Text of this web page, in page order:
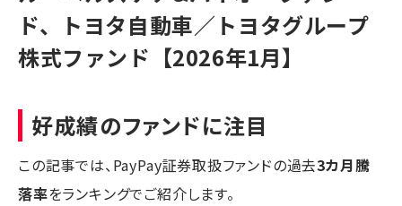
ド、トヨタ自動車／トヨタグループ
株式ファンド【2026年1月】
好成績のファンドに注目
この記事では、PayPay証券取扱ファンドの過去3カ月騰
落率をランキングでご紹介します。